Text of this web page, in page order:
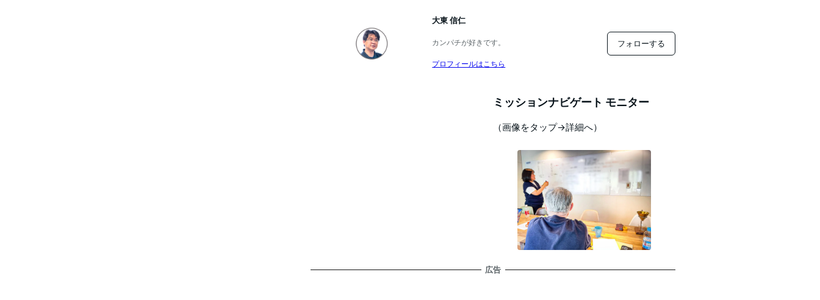
大東 信仁
カンパチが好きです。
プロフィールはこちら
フォローする
ミッションナビゲート モニター
（画像をタップ→詳細へ）
広告